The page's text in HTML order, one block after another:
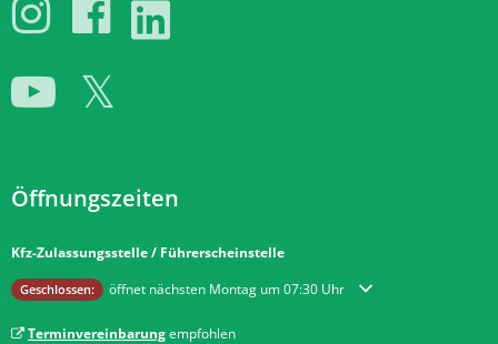
Öffnungszeiten
Kfz-Zulassungsstelle / Führerscheinstelle
Klicken, um weitere Öffnungs- oder Schließzeiten auszublenden
Geschlossen: öffnet nächsten Montag um 07:30 Uhr
Terminvereinbarungempfohlen